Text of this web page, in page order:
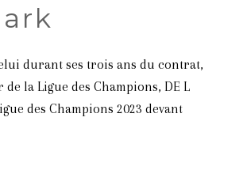
durant ses trois ans du contrat,
la Ligue des Champions, DE L
des Champions 2023 devant